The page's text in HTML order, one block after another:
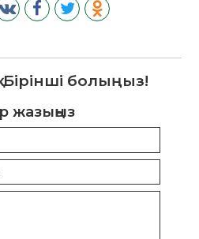
Бірінші болыңыз!
жазыңыз